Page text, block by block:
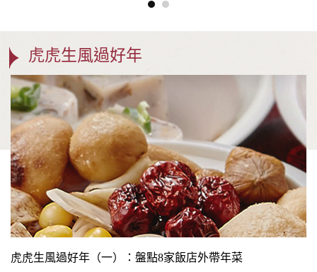
虎虎生風過好年
虎虎生風過好年（一）：盤點8家飯店外帶年菜